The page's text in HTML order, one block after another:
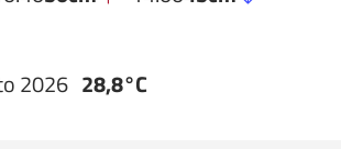
2026 28,8°C